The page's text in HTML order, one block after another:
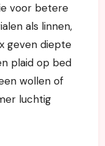
voor betere
als linnen,
geven diepte
plaid op bed
wollen of
luchtig